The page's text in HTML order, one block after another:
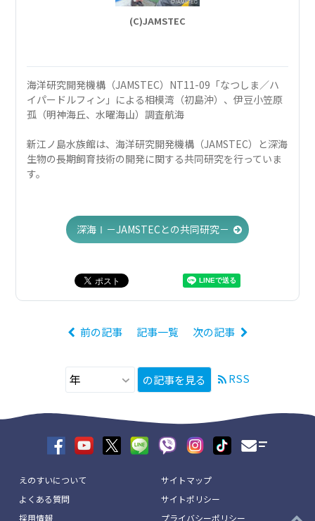
(C)JAMSTEC
海洋研究開発機構（JAMSTEC）NT11-09「なつしま／ハ
イパードルフィン」による相模湾（初島沖）、伊豆小笠原
孤（明神海丘、水曜海山）調査航海
新江ノ島水族館は、海洋研究開発機構（JAMSTEC）と深海
生物の長期飼育技術の開発に関する共同研究を行っていま
す。
深海Ⅰ－JAMSTECとの共同研究－
前の記事 記事一覧 次の記事
の記事を見る RSS
えのすいについて
よくある質問
採用情報
サイトマップ
サイトポリシー
プライバシーポリシー